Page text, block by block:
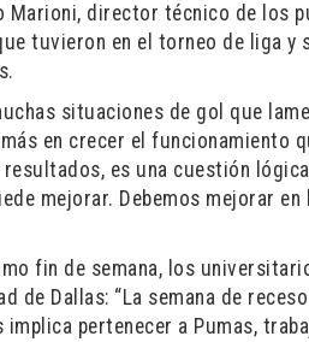
director técnico de los
tuvieron en el torneo de liga y
situaciones de gol que
en crecer el funcionamiento
es una cuestión
mejorar. Debemos mejorar en
fin de semana, los
de Dallas: “La semana de
pertenecer a Pumas,